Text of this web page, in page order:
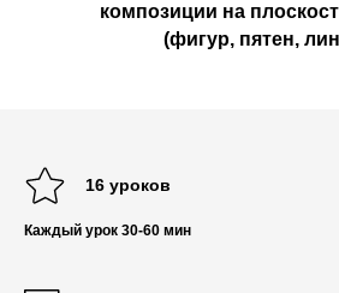
композиции на
(фигур, пятен,
16 уроков
Каждый урок 30-60 мин